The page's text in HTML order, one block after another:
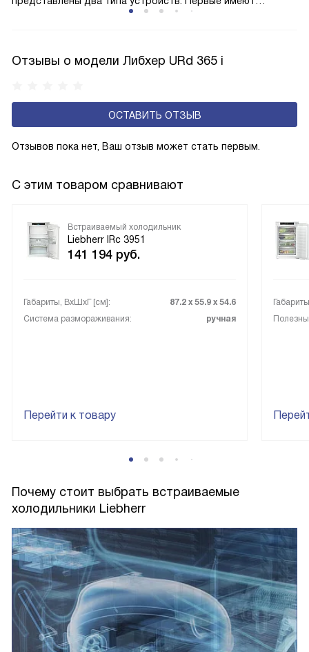
с панелью, выполняющей функцию «сухой стенки». Такие
эксплуатацию и чаще всего оснащены нулевой зоной
свежести BioFresh 0°C. Они встречаются в сериях Plus,
Отзывы о модели Либхер URd 365 i
ОСТАВИТЬ ОТЗЫВ
Отзывов пока нет, Ваш отзыв может стать первым.
С этим товаром сравнивают
Встраиваемый холодильник
Liebherr IRc 3951
141 194 руб.
Габариты, ВxШxГ [см]:
87.2 х 55.9 х 54.6
Система размораживания:
ручная
Перейти к товару
Почему стоит выбрать встраиваемые
холодильники Liebherr